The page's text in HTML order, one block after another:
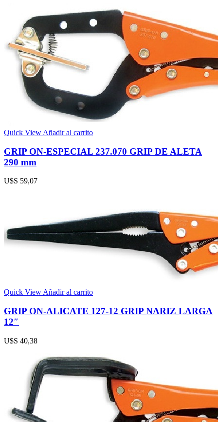
Quick View Añadir al carrito
GRIP ON-ESPECIAL 237.070 GRIP DE ALETA
290 mm
U$S 59,07
Quick View Añadir al carrito
GRIP ON-ALICATE 127-12 GRIP NARIZ LARGA
12″
U$S 40,38